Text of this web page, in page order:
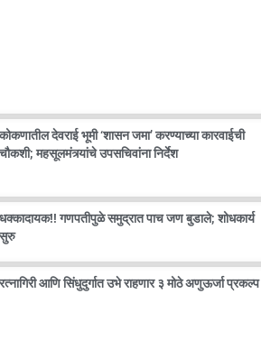
कोकणातील देवराई भूमी ‘शासन जमा’ करण्याच्या कारवाईची
चौकशी; महसूलमंत्र्यांचे उपसचिवांना निर्देश
धक्कादायक!! गणपतीपुळे समुद्रात पाच जण बुडाले; शोधकार्य
सुरु
रत्नागिरी आणि सिंधुदुर्गात उभे राहणार ३ मोठे अणुऊर्जा प्रकल्प